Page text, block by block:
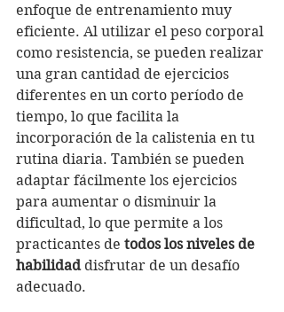
enfoque de entrenamiento muy
eficiente. Al utilizar el peso corporal
como resistencia, se pueden realizar
una gran cantidad de ejercicios
diferentes en un corto período de
tiempo, lo que facilita la
incorporación de la calistenia en tu
rutina diaria. También se pueden
adaptar fácilmente los ejercicios
para aumentar o disminuir la
dificultad, lo que permite a los
practicantes de todos los niveles de
habilidad disfrutar de un desafío
adecuado.